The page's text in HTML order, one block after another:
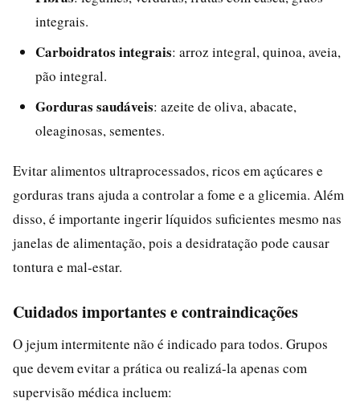
integrais.
Carboidratos integrais: arroz integral, quinoa, aveia,
pão integral.
Gorduras saudáveis: azeite de oliva, abacate,
oleaginosas, sementes.
Evitar alimentos ultraprocessados, ricos em açúcares e
gorduras trans ajuda a controlar a fome e a glicemia. Além
disso, é importante ingerir líquidos suficientes mesmo nas
janelas de alimentação, pois a desidratação pode causar
tontura e mal-estar.
Cuidados importantes e contraindicações
O jejum intermitente não é indicado para todos. Grupos
que devem evitar a prática ou realizá-la apenas com
supervisão médica incluem: